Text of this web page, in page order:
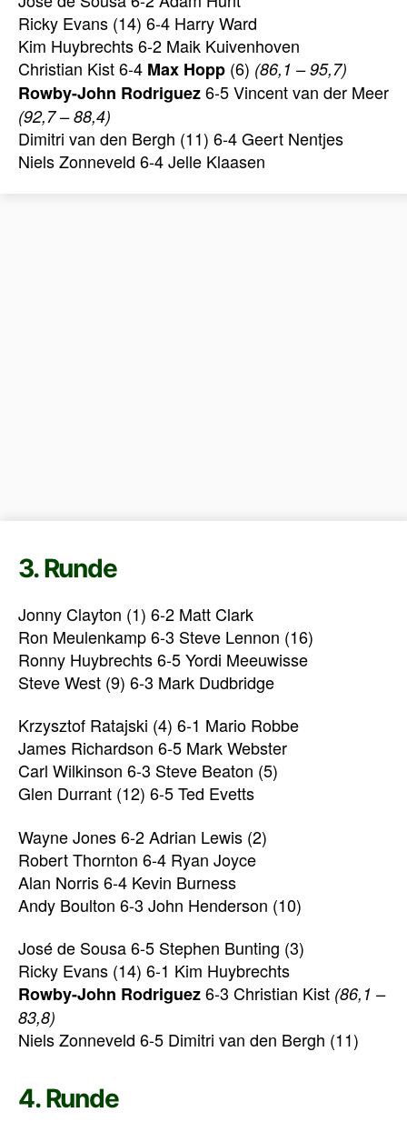
Ricky Evans (14) 6-4 Harry Ward
Kim Huybrechts 6-2 Maik Kuivenhoven
Christian Kist 6-4 Max Hopp (6) (86,1 – 95,7)
Rowby-John Rodriguez6-5 Vincent van der Meer
(92,7 – 88,4)
Dimitri van den Bergh (11) 6-4 Geert Nentjes
Niels Zonneveld 6-4 Jelle Klaasen
3. Runde
Jonny Clayton (1) 6-2 Matt Clark
Ron Meulenkamp 6-3 Steve Lennon (16)
Ronny Huybrechts 6-5 Yordi Meeuwisse
Steve West (9) 6-3 Mark Dudbridge
Krzysztof Ratajski (4) 6-1 Mario Robbe
James Richardson 6-5 Mark Webster
Carl Wilkinson 6-3 Steve Beaton (5)
Glen Durrant (12) 6-5 Ted Evetts
Wayne Jones 6-2 Adrian Lewis (2)
Robert Thornton 6-4 Ryan Joyce
Alan Norris 6-4 Kevin Burness
Andy Boulton 6-3 John Henderson (10)
José de Sousa 6-5 Stephen Bunting (3)
Ricky Evans (14) 6-1 Kim Huybrechts
Rowby-John Rodriguez6-3 Christian Kist (86,1 –
83,8)
Niels Zonneveld 6-5 Dimitri van den Bergh (11)
4. Runde